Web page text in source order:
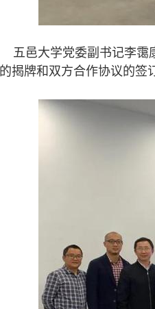
五邑大学党委副书记李霭
的揭牌和双方合作协议的签